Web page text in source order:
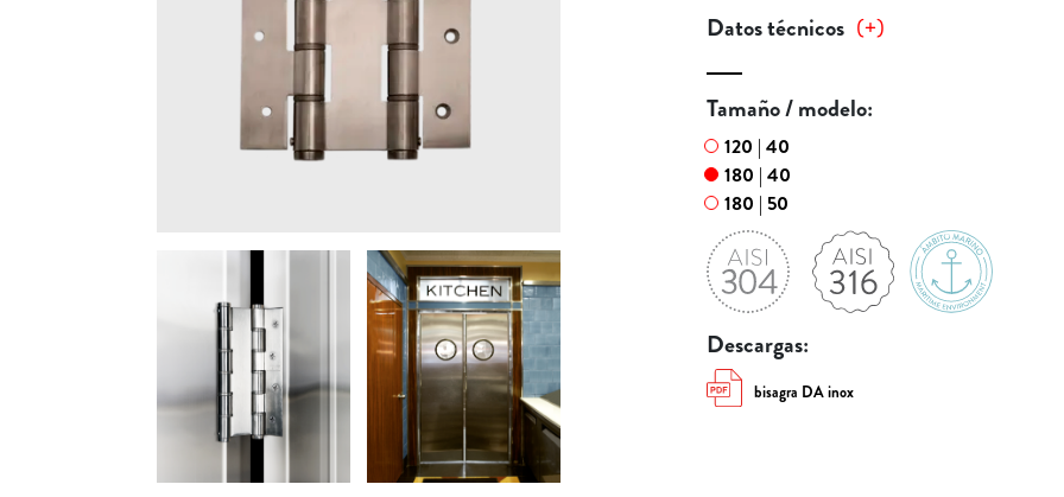
Datos técnicos (+)
Tamaño / modelo:
120 | 40
180 | 40
180 | 50
Descargas:
bisagra DA inox